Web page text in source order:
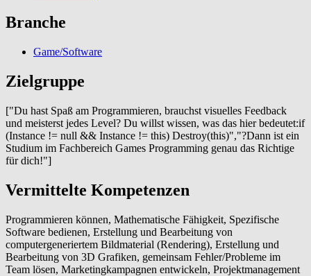
Branche
Game/Software
Zielgruppe
["Du hast Spaß am Programmieren, brauchst visuelles Feedback
und meisterst jedes Level? Du willst wissen, was das hier bedeutet:if
(Instance != null && Instance != this) Destroy(this)","?Dann ist ein
Studium im Fachbereich Games Programming genau das Richtige
für dich!"]
Vermittelte Kompetenzen
Programmieren können, Mathematische Fähigkeit, Spezifische
Software bedienen, Erstellung und Bearbeitung von
computergeneriertem Bildmaterial (Rendering), Erstellung und
Bearbeitung von 3D Grafiken, gemeinsam Fehler/Probleme im
Team lösen, Marketingkampagnen entwickeln, Projektmanagement